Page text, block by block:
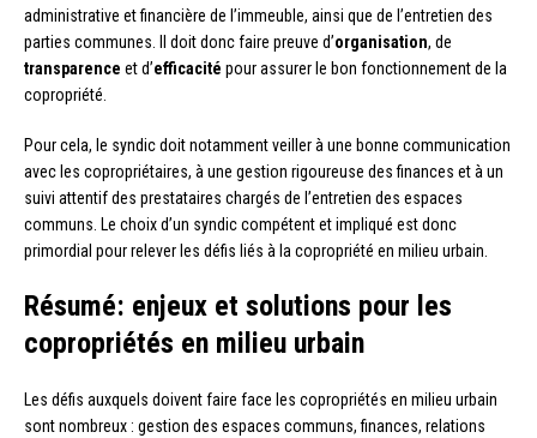
administrative et financière de l’immeuble, ainsi que de l’entretien des
parties communes. Il doit donc faire preuve d’organisation, de
transparence et d’efficacité pour assurer le bon fonctionnement de la
copropriété.
Pour cela, le syndic doit notamment veiller à une bonne communication
avec les copropriétaires, à une gestion rigoureuse des finances et à un
suivi attentif des prestataires chargés de l’entretien des espaces
communs. Le choix d’un syndic compétent et impliqué est donc
primordial pour relever les défis liés à la copropriété en milieu urbain.
Résumé: enjeux et solutions pour les
copropriétés en milieu urbain
Les défis auxquels doivent faire face les copropriétés en milieu urbain
sont nombreux : gestion des espaces communs, finances, relations